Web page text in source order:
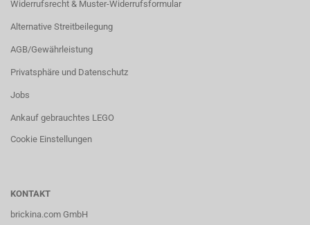
Widerrufsrecht & Muster-Widerrufsformular
Alternative Streitbeilegung
AGB/Gewährleistung
Privatsphäre und Datenschutz
Jobs
Ankauf gebrauchtes LEGO
Cookie Einstellungen
KONTAKT
brickina.com GmbH